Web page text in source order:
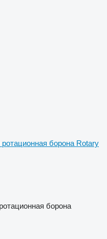
ротационная борона Rotary
борона